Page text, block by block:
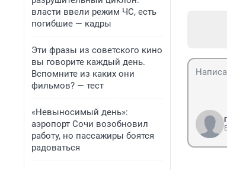
власти ввели режим ЧС, есть
погибшие — кадры
Эти фразы из советского кино
вы говорите каждый день.
Вспомните из каких они
фильмов? — тест
«Невыносимый день»:
аэропорт Сочи возобновил
работу, но пассажиры боятся
радоваться